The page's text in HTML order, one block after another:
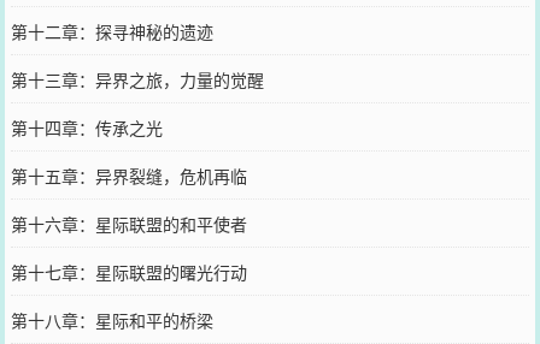
第十二章：探寻神秘的遗迹
第十三章：异界之旅，力量的觉醒
第十四章：传承之光
第十五章：异界裂缝，危机再临
第十六章：星际联盟的和平使者
第十七章：星际联盟的曙光行动
第十八章：星际和平的桥梁